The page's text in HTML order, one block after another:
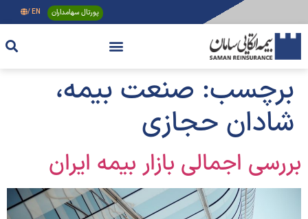
پورتال سهامداران EN /
برچسب: صنعت بیمه،
شادان حجازی
بررسی اجمالی بازار بیمه ایران